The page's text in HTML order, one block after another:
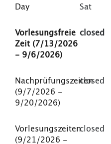
Sat
closed
closed
closed